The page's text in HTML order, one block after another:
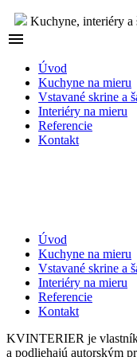
Kuchyne, interiéry a

Úvod
Kuchyne na mieru
Vstavané skrine a
Interiéry na mieru
Referencie
Kontakt
Úvod
Kuchyne na mieru
Vstavané skrine a
Interiéry na mieru
Referencie
Kontakt
KVINTERIER je
a podliehajú autorským